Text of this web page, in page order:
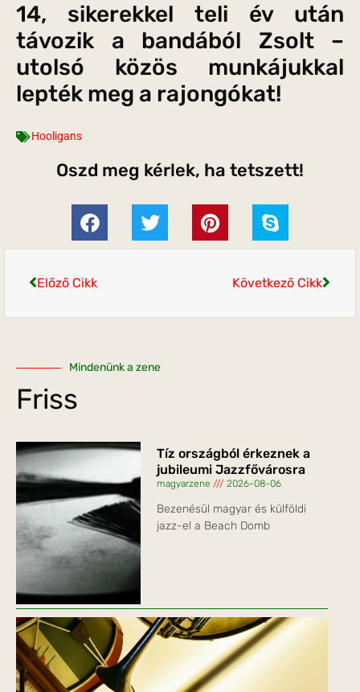
14, sikerekkel teli év után
távozik a bandából Zsolt –
utolsó közös munkájukkal
lepték meg a rajongókat!
Hooligans
Oszd meg kérlek, ha tetszett!
Előző Cikk Következő Cikk
Mindenünk a zene
Friss
Tíz országból érkeznek a
jubileumi Jazzfővárosra
magyarzene 2026-08-06
Bezenésül magyar és külföldi
jazz-el a Beach Domb